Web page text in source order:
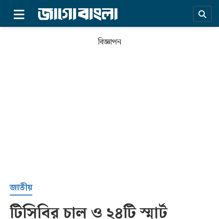
সর্বশেষ
বিজ্ঞাপন
জাতীয়
টিসিবির চাল ও ২৪টি স্মার্ট